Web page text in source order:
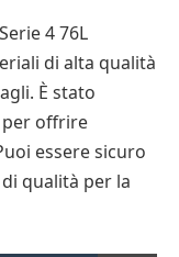
4 76L
di alta qualità
È stato
offrire
essere sicuro
qualità per la